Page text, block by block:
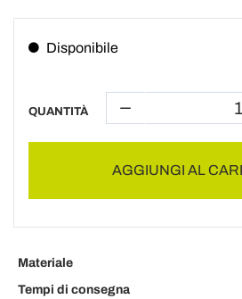
Disponibile
QUANTITÀ
AGGIUNGI AL
Materiale
Tempi di consegna